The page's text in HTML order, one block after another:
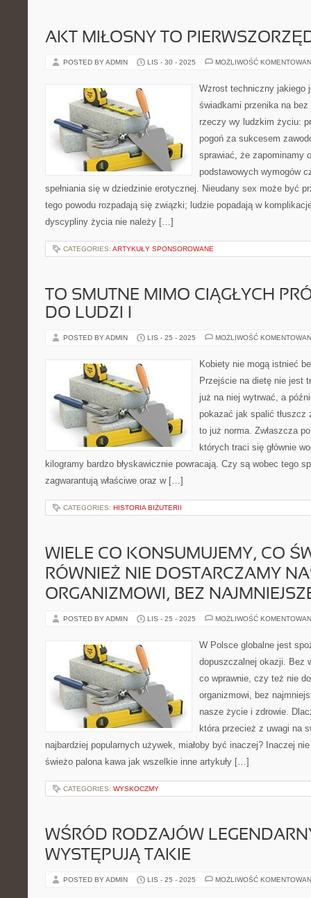
AKT MIŁOSNY TO
POSTED BY ADMIN LIS - 30 - 2025 MOŻLIWOŚĆ
Wzrost techniczny jakiego
świadkami przenika na
rzeczy wy ludzkim życiu:
pogoń za sukcesem
sprawiać, że zapominamy
podstawowych wymogów
spełniania się w dziedzinie erotycznej. Nieudany sex może być
tego powodu rozpadają się związki; ludzie popadają w
dyscypliny życia nie należy […]
CATEGORIES: ARTYKUŁY SPONSOROWANE
TO SMUTNE MIMO CIĄGŁYCH
DO LUDZI I
POSTED BY ADMIN LIS - 25 - 2025 MOŻLIWOŚĆ
Kobiety nie mogą istnieć
Przejście na dietę nie jest
już na niej wytrwać, a
pokazać jak spalić
to już norma. Zwłaszcza
których traci się głównie
kilogramy bardzo błyskawicznie powracają. Czy są wobec tego
zagwarantują właściwe oraz w […]
CATEGORIES: HISTORIA BIŻUTERII
WIELE CO KONSUMUJEMY, CO
RÓWNIEŻ NIE DOSTARCZAMY
ORGANIZMOWI, BEZ
POSTED BY ADMIN LIS - 25 - 2025 MOŻLIWOŚĆ
W Polsce globalne jest
dopuszczalnej okazji. Bez
co wprawnie, czy też nie
organizmowi, bez
nasze życie i zdrowie.
która przecież z uwagi na
najbardziej popularnych używek, miałoby być inaczej? Inaczej
świeżo palona kawa jak wszelkie inne artykuły […]
CATEGORIES: WYSKOCZMY
WŚRÓD RODZAJÓW
WYSTĘPUJĄ TAKIE
POSTED BY ADMIN LIS - 25 - 2025 MOŻLIWOŚĆ